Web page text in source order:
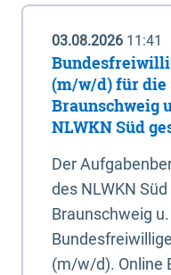
03.08.2026 11:41
(m/w/d) für die
Braunschweig
NLWKN Süd
Der
des NLWKN
Braunschweig
(m/w/d). Online